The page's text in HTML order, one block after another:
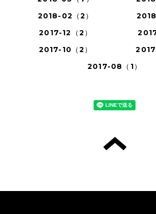
2018-02（2）
2017-12（2）
2017-10（2）
2017-08（1）